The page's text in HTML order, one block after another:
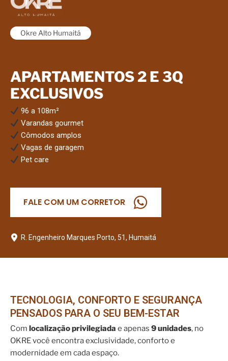
Okre Alto Humaitá
APARTAMENTOS 2 E 3Q
EXCLUSIVOS
96 a 108m²
Varandas gourmet
Cômodos amplos
Vagas de garagem
Pet care
FALE COM UM CORRETOR
R. Engenheiro Marques Porto, 51, Humaitá
TECNOLOGIA, CONFORTO E SEGURANÇA
PENSADOS PARA O SEU BEM-ESTAR
Com localização privilegiada e apenas 9 unidades, no
OKRE você encontra exclusividade, conforto e
modernidade em cada espaço.